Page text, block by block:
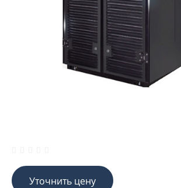
Уточнить цену